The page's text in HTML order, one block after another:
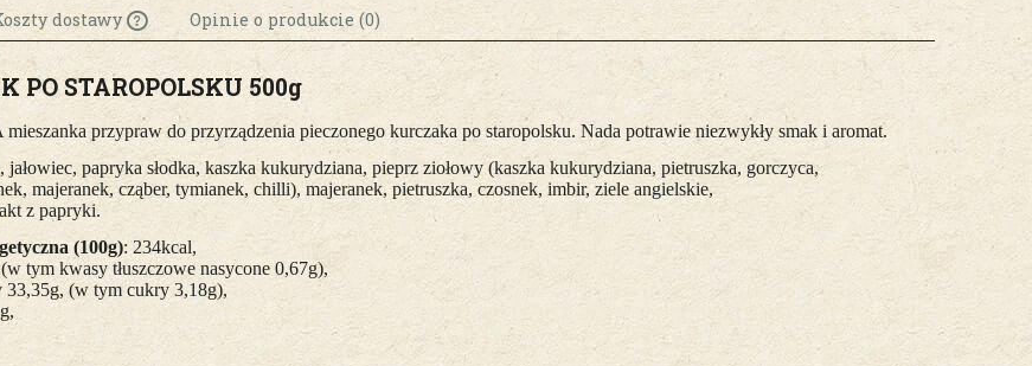
dostawy
Cena nie zawiera
ewentualnych kosztów
płatności
Opinie o produkcie (0)
PO STAROPOLSKU 500g
przypraw do przyrządzenia pieczonego kurczaka po staropolsku. Nada potrawie niezwykły smak i aromat.
jałowiec, papryka słodka, kaszka kukurydziana, pieprz ziołowy (kaszka kukurydziana, pietruszka, gorczyca,
majeranek, cząber, tymianek, chilli), majeranek, pietruszka, czosnek, imbir, ziele angielskie,
z papryki.
(100g): 234kcal,
tym kwasy tłuszczowe nasycone 0,67g),
33,35g, (w tym cukry 3,18g),